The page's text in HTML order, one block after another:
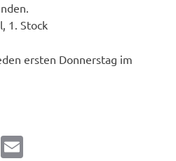
1. Stock
ersten Donnerstag im
PrintFriendly